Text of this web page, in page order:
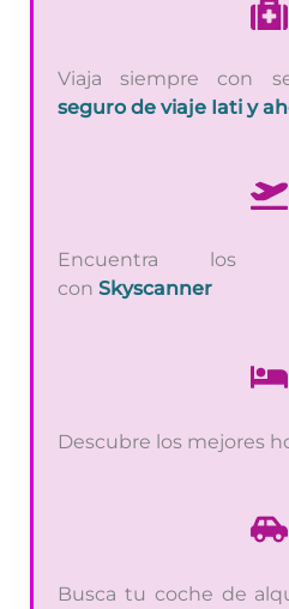
Viaja siempre con
seguro de viaje Iati y
Encuentra los
conSkyscanner
Descubre los mejores
Busca tu coche de